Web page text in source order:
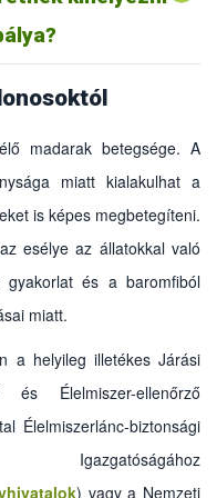
alatt álló területen
madarak betegsége. A
miatt kialakulhat a
is képes megbetegíteni.
esélye az állatokkal való
gyakorlat és a baromfiból
miatt.
a helyileg illetékes Járási
és Élelmiszer-ellenőrző
Élelmiszerlánc-biztonsági
) vagy a Nemzeti
szállításoknál